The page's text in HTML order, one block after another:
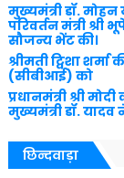
मुख्यमंत्री डॉ.
परिवर्तन मंत्री श्री
सौजन्य भेंट की।
श्रीमती ट्विशा
(सीबीआई) को
प्रधानमंत्री श्री
मुख्यमंत्री डॉ. यादव
छिन्दवाड़ा